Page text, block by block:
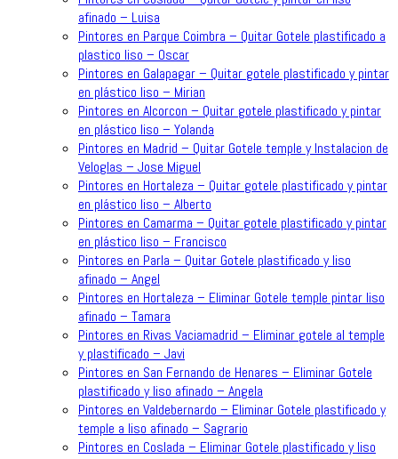
afinado – Luisa
Pintores en Parque Coimbra – Quitar Gotele plastificado a
plastico liso – Oscar
Pintores en Galapagar – Quitar gotele plastificado y pintar
en plástico liso – Mirian
Pintores en Alcorcon – Quitar gotele plastificado y pintar
en plástico liso – Yolanda
Pintores en Madrid – Quitar Gotele temple y Instalacion de
Veloglas – Jose Miguel
Pintores en Hortaleza – Quitar gotele plastificado y pintar
en plástico liso – Alberto
Pintores en Camarma – Quitar gotele plastificado y pintar
en plástico liso – Francisco
Pintores en Parla – Quitar Gotele plastificado y liso
afinado – Angel
Pintores en Hortaleza – Eliminar Gotele temple pintar liso
afinado – Tamara
Pintores en Rivas Vaciamadrid – Eliminar gotele al temple
y plastificado – Javi
Pintores en San Fernando de Henares – Eliminar Gotele
plastificado y liso afinado – Angela
Pintores en Valdebernardo – Eliminar Gotele plastificado y
temple a liso afinado – Sagrario
Pintores en Coslada – Eliminar Gotele plastificado y liso